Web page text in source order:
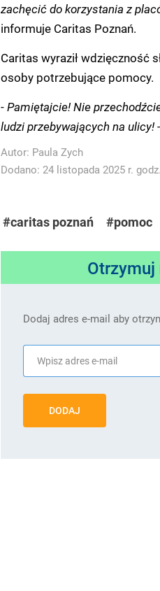
zachęcić do korzystania z
informuje Caritas Poznań.
Caritas wyraził wdzięczność
osoby potrzebujące pomocy.
-Pamiętajcie! Nie
ludzi przebywających na ulicy! -
Autor: Paula Zych
Dodano: 24 listopada 2025 r.
#caritas poznań #pomoc
Dodaj adres e-mail aby
DODAJ